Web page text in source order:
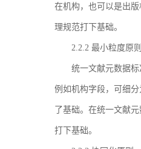
在机构，也可以是出
理规范打下基础。
2.2.2 最小粒度原
统一文献元数据
例如机构字段，可细
了基础。在统一文献
打下基础。